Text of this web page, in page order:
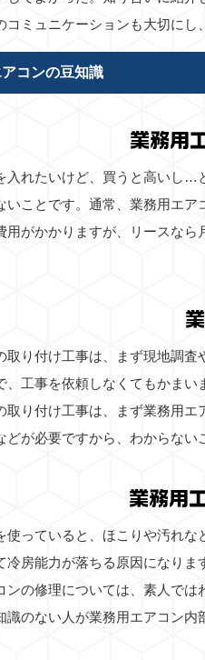
コミュニケーションも大切に
コンの豆知識
業務用
入れたいけど、買うと高いし…
いことです。通常、業務用エ
用がかかりますが、リースな
取り付け工事は、まず現地調
、工事を依頼しなくてもかま
取り付け工事は、まず業務用
どが必要ですから、わからな
業務用
使っていると、ほこりや汚れ
冷房能力が落ちる原因になり
ンの修理については、素人で
識のない人が業務用エアコン